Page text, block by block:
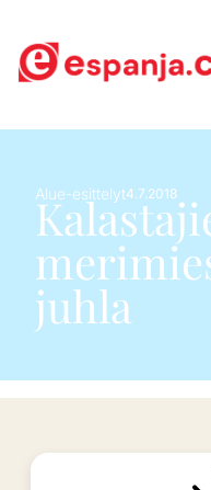
Alue-esittelyt4.7.2018
juhla